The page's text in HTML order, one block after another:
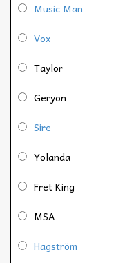
Music Man
Vox
Taylor
Geryon
Sire
Yolanda
Fret King
MSA
Hagström